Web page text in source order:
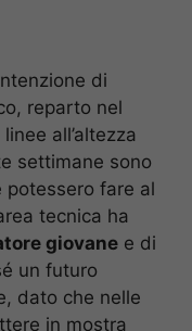
di
reparto nel
all’altezza
settimane sono
potessero fare al
tecnica ha
giovane e di
un futuro
dato che nelle
in mostra